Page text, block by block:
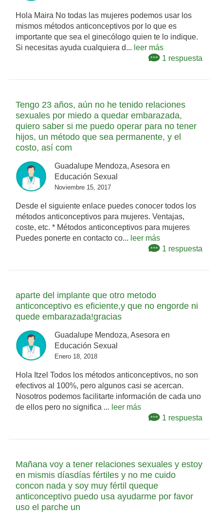
Hola Maira No todas las mujeres podemos usar los
mismos métodos anticonceptivos por lo que es
importante que sea el ginecólogo quien te lo indique.
Si necesitas ayuda cualquiera d... leer más
1 respuesta
Tengo 23 años, aún no he tenido relaciones
sexuales por miedo a quedar embarazada,
quiero saber si me puedo operar para no tener
hijos, un método que sea permanente, y el
costo, así com
Guadalupe Mendoza, Asesora en
Educación Sexual
Noviembre 15, 2017
Desde el siguiente enlace puedes conocer todos los
métodos anticonceptivos para mujeres. Ventajas,
coste, etc. * Métodos anticonceptivos para mujeres
Puedes ponerte en contacto co... leer más
1 respuesta
aparte del implante que otro metodo
anticonceptivo es eficiente,y que no engorde ni
quede embarazada!gracias
Guadalupe Mendoza, Asesora en
Educación Sexual
Enero 18, 2018
Hola Itzel Todos los métodos anticonceptivos, no son
efectivos al 100%, pero algunos casi se acercan.
Nosotros podemos facilitarte información de cada uno
de ellos pero no significa ... leer más
1 respuesta
Mañana voy a tener relaciones sexuales y estoy
en mismis díasdías fértiles y no me cuido
concon nada y soy muy fértil queque
anticonceptivo puedo usa ayudarme por favor
uso el parche un